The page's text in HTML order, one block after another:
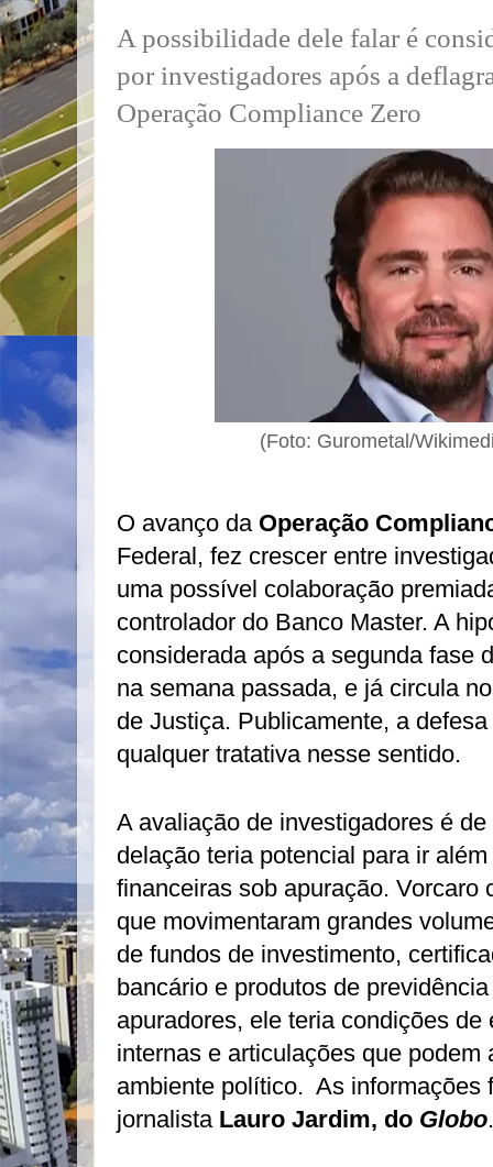
A possibilidade dele falar é
por investigadores após a
Operação Compliance Zero
(Foto: Gurometal/
O avanço da Operação
Federal, fez crescer entre
uma possível colaboração
controlador do Banco Master. A
considerada após a segunda fase
na semana passada, e já circula
de Justiça. Publicamente, a
qualquer tratativa nesse sentido.
A avaliação de investigadores é
delação teria potencial para ir
financeiras sob apuração. Vorcaro
que movimentaram grandes
de fundos de investimento,
bancário e produtos de
apuradores, ele teria condições de
internas e articulações que podem
ambiente político. As informações
jornalista Lauro Jardim, do Globo.